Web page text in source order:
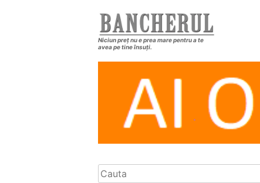
Niciun preț nu e prea mare pentru a te
avea pe tine însuți.